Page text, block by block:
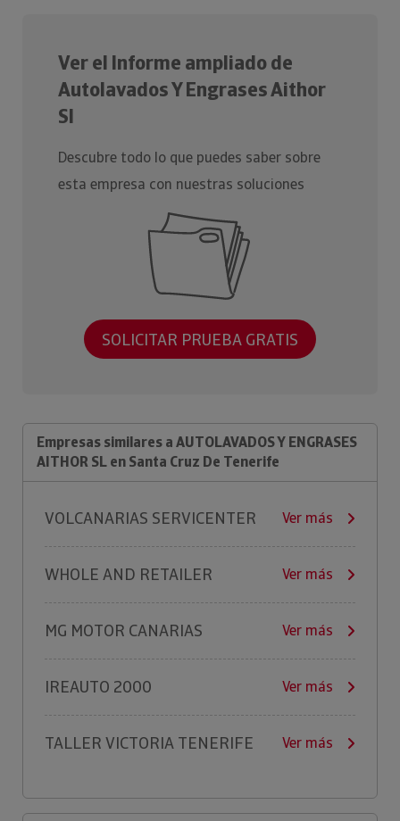
Ver el Informe ampliado de
Autolavados Y Engrases Aithor
Sl
Descubre todo lo que puedes saber sobre
esta empresa con nuestras soluciones
SOLICITAR PRUEBA GRATIS
Empresas similares a AUTOLAVADOS Y ENGRASES
AITHOR SL en Santa Cruz De Tenerife
VOLCANARIAS SERVICENTER Ver más
WHOLE AND RETAILER Ver más
MG MOTOR CANARIAS Ver más
IREAUTO 2000 Ver más
TALLER VICTORIA TENERIFE Ver más